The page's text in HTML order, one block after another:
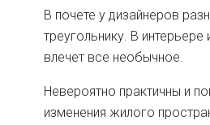
В почете у дизайнеров
треугольнику. В
влечет все необычное.
Невероятно практичны и
изменения жилого